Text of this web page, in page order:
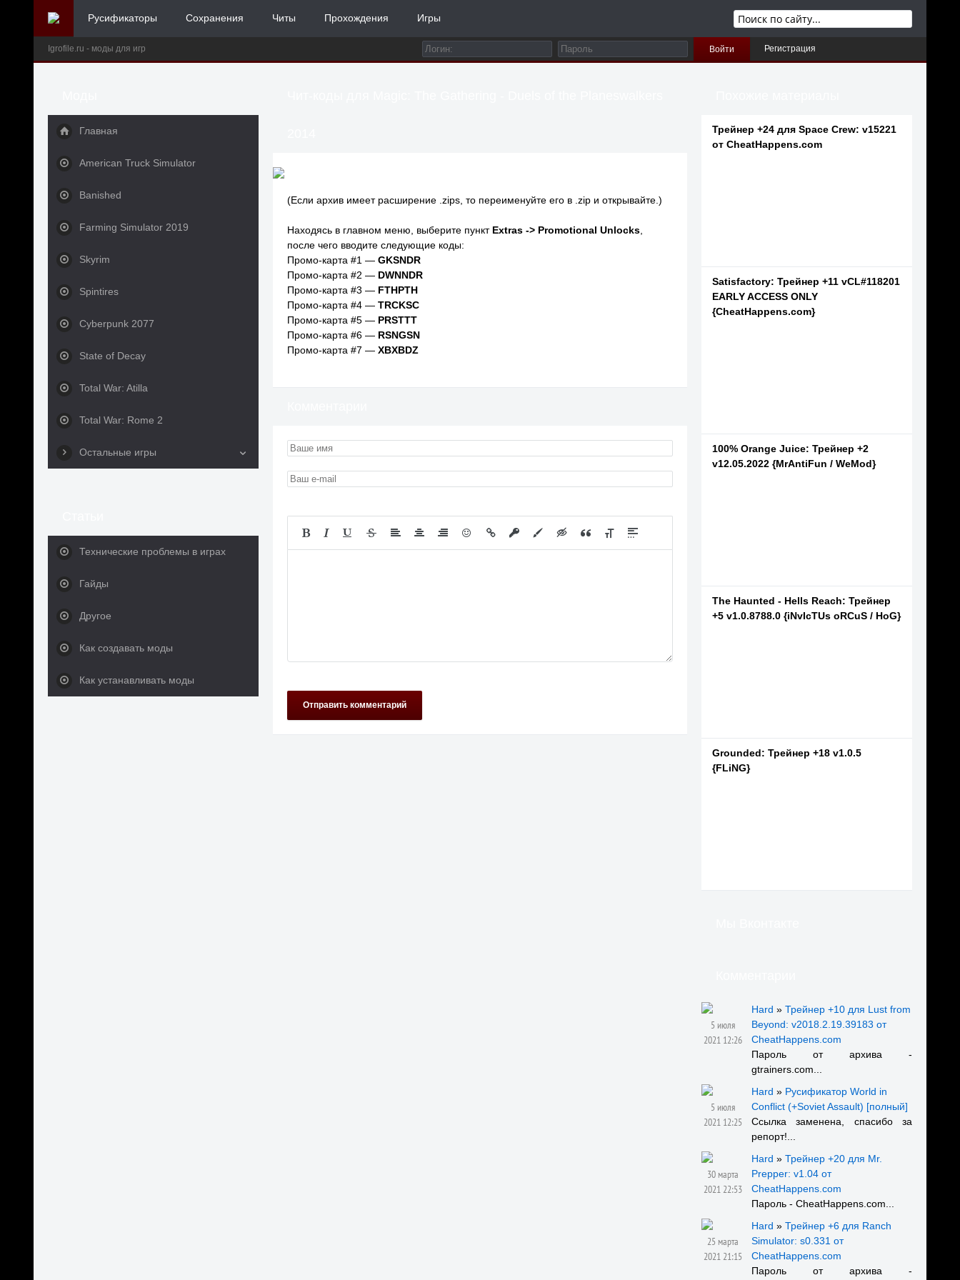
Русификаторы Сохранения Читы Прохождения Игры
Igrofile.ru - моды для игр Войти Регистрация
Главная
American Truck Simulator
Banished
Farming Simulator 2019
Skyrim
Spintires
Cyberpunk 2077
State of Decay
Total War: Atilla
Total War: Rome 2
Остальные игры
Технические проблемы в играх
Гайды
Другое
Как создавать моды
Как устанавливать моды
(Если архив имеет расширение .zips, то переименуйте его в .zip и открывайте.)
Находясь в главном меню, выберите пункт Extras -> Promotional Unlocks
после чего вводите следующие коды:
Промо-карта #1 — GKSNDR
Промо-карта #2 — DWNNDR
Промо-карта #3 — FTHPTH
Промо-карта #4 — TRCKSC
Промо-карта #5 — PRSTTT
Промо-карта #6 — RSNGSN
Промо-карта #7 — XBXBDZ
Отправить комментарий
Трейнер +24 для Space Crew: v15221
от CheatHappens.com
Satisfactory: Трейнер +11 vCL#118201
EARLY ACCESS ONLY
{CheatHappens.com}
100% Orange Juice: Трейнер +2
v12.05.2022 {MrAntiFun / WeMod}
The Haunted - Hells Reach: Трейнер
+5 v1.0.8788.0 {iNvIcTUs oRCuS / HoG}
Grounded: Трейнер +18 v1.0.5
{FLiNG}
5 июля
2021 12:26
Hard » Трейнер +10 для Lust from
Beyond: v2018.2.19.39183 от
CheatHappens.com
Пароль от архива -
gtrainers.com...
5 июля
2021 12:25
Hard » Русификатор World in
Conflict (+Soviet Assault) [полный]
Ссылка заменена, спасибо за
репорт!...
30 марта
2021 22:53
Hard » Трейнер +20 для Mr.
Prepper: v1.04 от
CheatHappens.com
Пароль - CheatHappens.com...
25 марта
2021 21:15
Hard » Трейнер +6 для Ranch
Simulator: s0.331 от
CheatHappens.com
Пароль от архива -